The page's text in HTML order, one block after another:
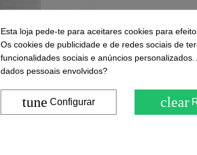
Esta loja pede-te para aceitares cookies para
Os cookies de publicidade e de redes sociais de
funcionalidades sociais e anúncios
dados pessoais envolvidos?
tune Configurar clear